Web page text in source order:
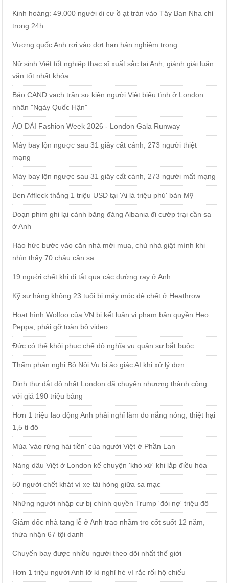
Kinh hoàng: 49.000 người di cư ồ ạt tràn vào Tây Ban Nha chỉ
trong 24h
Vương quốc Anh rơi vào đợt hạn hán nghiêm trọng
Nữ sinh Việt tốt nghiệp thạc sĩ xuất sắc tại Anh, giành giải luận
văn tốt nhất khóa
Báo CAND vạch trần sự kiện người Việt biểu tình ở London
nhân "Ngày Quốc Hận"
ÁO DÀI Fashion Week 2026 - London Gala Runway
Máy bay lộn ngược sau 31 giây cất cánh, 273 người thiệt
mạng
Máy bay lộn ngược sau 31 giây cất cánh, 273 người mất mạng
Ben Affleck thắng 1 triệu USD tại 'Ai là triệu phú' bản Mỹ
Đoạn phim ghi lại cảnh băng đảng Albania đi cướp trại cần sa
ở Anh
Háo hức bước vào căn nhà mới mua, chủ nhà giật mình khi
nhìn thấy 70 chậu cần sa
19 người chết khi đi tắt qua các đường ray ở Anh
Kỹ sư hàng không 23 tuổi bị máy móc đè chết ở Heathrow
Hoạt hình Wolfoo của VN bị kết luận vi phạm bản quyền Heo
Peppa, phải gỡ toàn bộ video
Đức có thể khôi phục chế độ nghĩa vụ quân sự bắt buộc
Thẩm phán nghi Bộ Nội Vụ bị ảo giác AI khi xử lý đơn
Dinh thự đắt đỏ nhất London đã chuyển nhượng thành công
với giá 190 triệu bảng
Hơn 1 triệu lao động Anh phải nghỉ làm do nắng nóng, thiệt hại
1,5 tỉ đô
Mùa 'vào rừng hái tiền' của người Việt ở Phần Lan
Nàng dâu Việt ở London kể chuyện 'khó xử' khi lắp điều hòa
50 người chết khát vì xe tải hỏng giữa sa mạc
Những người nhập cư bị chính quyền Trump 'đòi nợ' triệu đô
Giám đốc nhà tang lễ ở Anh trao nhầm tro cốt suốt 12 năm,
thừa nhận 67 tội danh
Chuyến bay được nhiều người theo dõi nhất thế giới
Hơn 1 triệu người Anh lỡ kì nghỉ hè vì rắc rối hộ chiếu